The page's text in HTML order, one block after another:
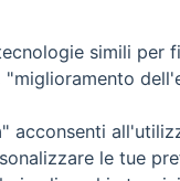
Apertura Uffici:
09:30 – 12:30
simili per
acconsenti
le tue